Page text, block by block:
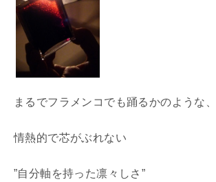
まるでフラメンコでも踊るかのような、
情熱的で芯がぶれない
”自分軸を持った凛々しさ”